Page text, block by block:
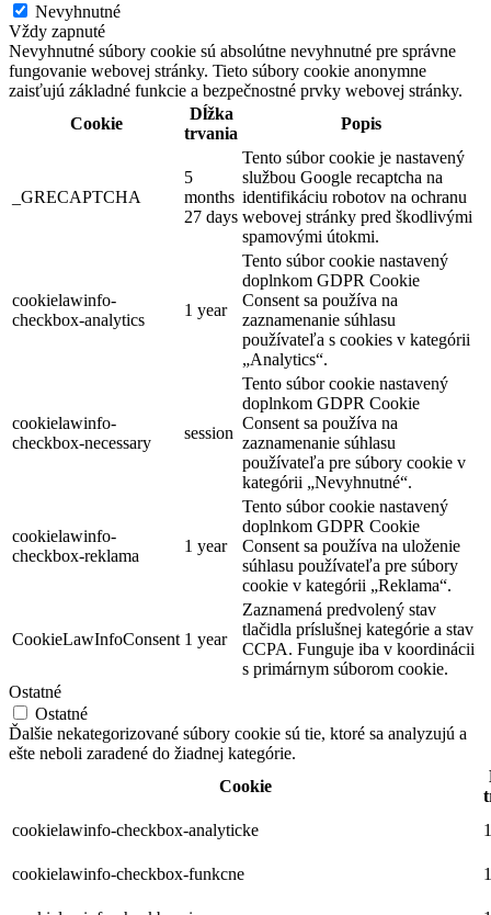
Nevyhnutné
Vždy zapnuté
Nevyhnutné súbory cookie sú absolútne nevyhnutné pre správne
fungovanie webovej stránky. Tieto súbory cookie anonymne
zaisťujú základné funkcie a bezpečnostné prvky webovej stránky.
Cookie
Dĺžka
trvania
Popis
_GRECAPTCHA
5
months
27 days
Tento súbor cookie je nastavený
službou Google recaptcha na
identifikáciu robotov na ochranu
webovej stránky pred škodlivými
spamovými útokmi.
cookielawinfo-
checkbox-analytics
1 year
Tento súbor cookie nastavený
doplnkom GDPR Cookie
Consent sa používa na
zaznamenanie súhlasu
používateľa s cookies v kategórii
„Analytics“.
cookielawinfo-
checkbox-necessary
session
Tento súbor cookie nastavený
doplnkom GDPR Cookie
Consent sa používa na
zaznamenanie súhlasu
používateľa pre súbory cookie v
kategórii „Nevyhnutné“.
cookielawinfo-
checkbox-reklama
1 year
Tento súbor cookie nastavený
doplnkom GDPR Cookie
Consent sa používa na uloženie
súhlasu používateľa pre súbory
cookie v kategórii „Reklama“.
CookieLawInfoConsent 1 year
Zaznamená predvolený stav
tlačidla príslušnej kategórie a stav
CCPA. Funguje iba v koordinácii
s primárnym súborom cookie.
Ostatné
Ostatné
Ďalšie nekategorizované súbory cookie sú tie, ktoré sa analyzujú a
ešte neboli zaradené do žiadnej kategórie.
Cookie
cookielawinfo-checkbox-analyticke
cookielawinfo-checkbox-funkcne